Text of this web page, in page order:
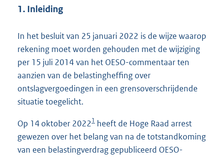
1. Inleiding
In het besluit van 25 januari 2022 is de wijze waarop
rekening moet worden gehouden met de wijziging
per 15 juli 2014 van het OESO-commentaar ten
aanzien van de belastingheffing over
ontslagvergoedingen in een grensoverschrijdende
situatie toegelicht.
Op 14 oktober 20221 heeft de Hoge Raad arrest
gewezen over het belang van na de totstandkoming
van een belastingverdrag gepubliceerd OESO-